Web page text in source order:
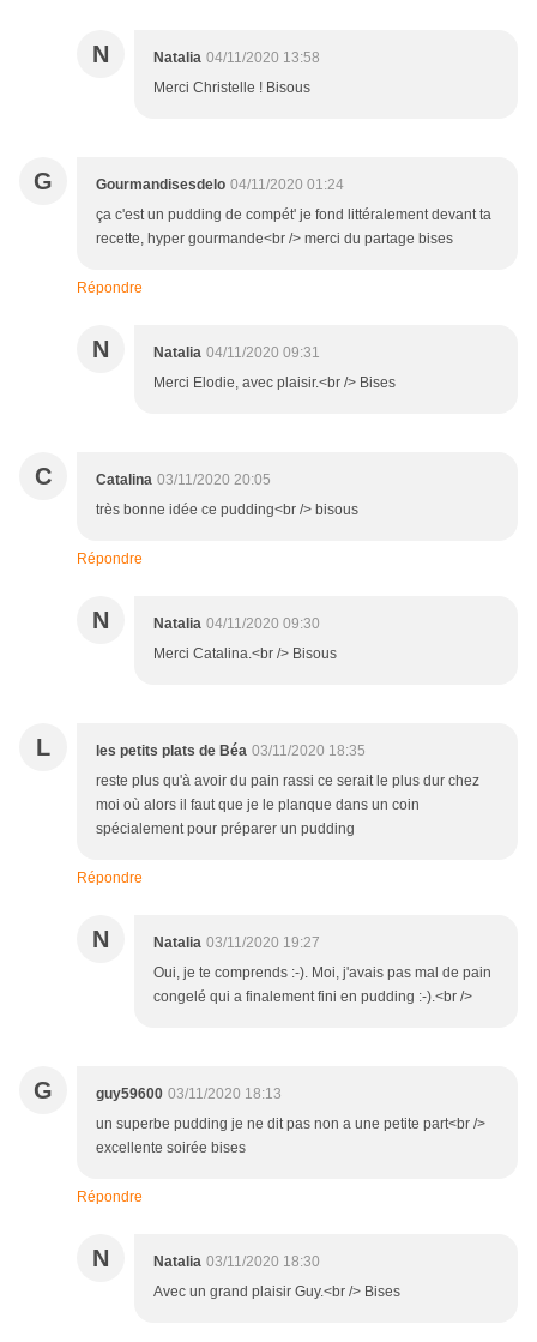
N Natalia 04/11/2020 13:58
Merci Christelle ! Bisous
G Gourmandisesdelo 04/11/2020 01:24
ça c'est un pudding de compét' je fond littéralement devant ta
recette, hyper gourmande<br /> merci du partage bises
Répondre
N Natalia 04/11/2020 09:31
Merci Elodie, avec plaisir.<br /> Bises
C Catalina 03/11/2020 20:05
très bonne idée ce pudding<br /> bisous
Répondre
N Natalia 04/11/2020 09:30
Merci Catalina.<br /> Bisous
L les petits plats de Béa 03/11/2020 18:35
reste plus qu'à avoir du pain rassi ce serait le plus dur chez
moi où alors il faut que je le planque dans un coin
spécialement pour préparer un pudding
Répondre
N Natalia 03/11/2020 19:27
Oui, je te comprends :-). Moi, j'avais pas mal de pain
congelé qui a finalement fini en pudding :-).<br />
G guy59600 03/11/2020 18:13
un superbe pudding je ne dit pas non a une petite part<br />
excellente soirée bises
Répondre
N Natalia 03/11/2020 18:30
Avec un grand plaisir Guy.<br /> Bises